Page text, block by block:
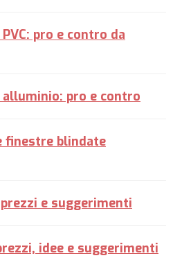
pro e contro da
pro e contro
finestre blindate
e suggerimenti
idee e suggerimenti